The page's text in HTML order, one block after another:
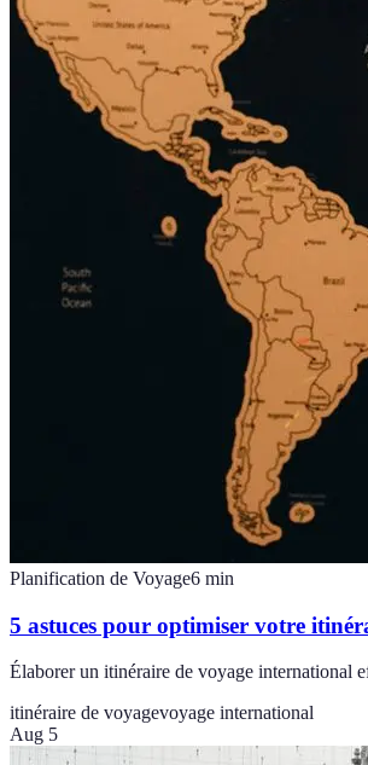
Planification de Voyage6 min
5 astuces pour optimiser votre
Élaborer un itinéraire de voyage international
itinéraire de voyagevoyage international
Aug 5